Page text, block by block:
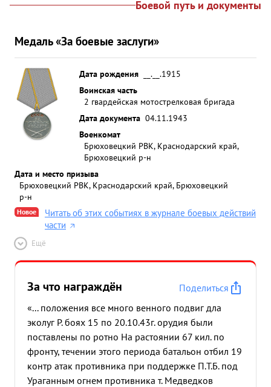
Боевой путь и документы
Медаль «За боевые заслуги»
Дата рождения
__.__.1915
Воинская часть
2 гвардейская мотострелковая бригада
Дата документа 04.11.1943
Военкомат
Брюховецкий РВК, Краснодарский край,
Брюховецкий р-н
Дата и место призыва
Брюховецкий РВК, Краснодарский край, Брюховецкий
р-н
Новое
Читать об этих событиях в журнале боевых действий
части
Ещё
За что награждён
Поделиться
«... положения все много венного подвиг дла
эколуг Р. боях 15 по 20.10.43г. орудия были
поставлены по ротно На растоянии 67 кил. по
фронту, течении этого периода батальон отбил 19
контр атак противника при поддержке П.Т.Б. под
Ураганным огнем противника т. Медведков